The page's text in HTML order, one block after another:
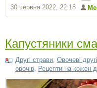
30 червня 2022, 22:18
Капустяники
Другі страви Овочеві
овочів Рецепти на кожен